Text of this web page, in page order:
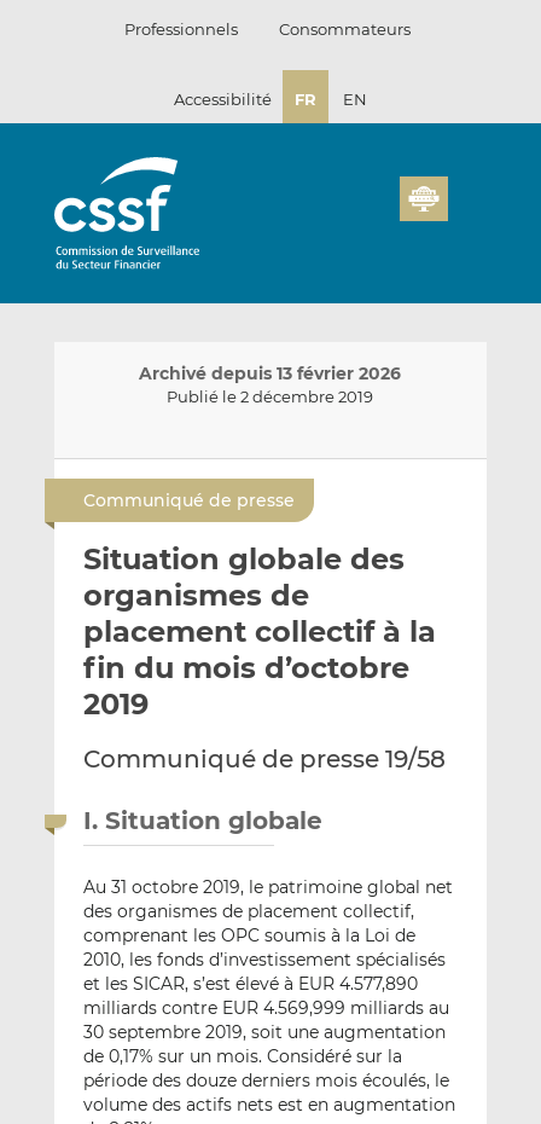
Professionnels Consommateurs
Accessibilité FR EN
Archivé depuis 13 février 2026
Publié le 2 décembre 2019
n
v
o
y
p
a
m
l
a
r
t
a
g
e
r
s
L
n
k
d
I
n
a
r
t
a
g
e
r
s
F
c
e
o
o
k
Communiqué de presse
Situation globale des
organismes de
placement collectif à la
fin du mois d’octobre
2019
Communiqué de presse 19/58
I. Situation globale
Au 31 octobre 2019, le patrimoine global net
des organismes de placement collectif,
comprenant les OPC soumis à la Loi de
2010, les fonds d’investissement spécialisés
et les SICAR, s’est élevé à EUR 4.577,890
milliards contre EUR 4.569,999 milliards au
30 septembre 2019, soit une augmentation
de 0,17% sur un mois. Considéré sur la
période des douze derniers mois écoulés, le
volume des actifs nets est en augmentation